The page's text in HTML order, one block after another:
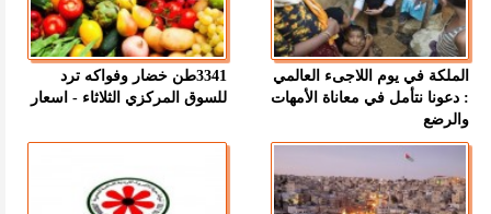
الملكة في يوم اللاجىء العالمي
: دعونا نتأمل في معاناة الأمهات
والرضع
3341طن خضار وفواكه ترد
للسوق المركزي الثلاثاء - اسعار